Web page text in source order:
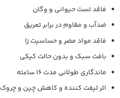
فاقد تست حیوانی و وگان
ضدآب و مقاوم در برابر تعریق
فاقد مواد مضر و حساسیت زا
بافت سبک و بدون حالت کیکی
ماندگاری طولانی مدت 16 ساعته
اثر لیفت کننده و کاهش چین و چروک